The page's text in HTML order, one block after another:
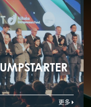
更多